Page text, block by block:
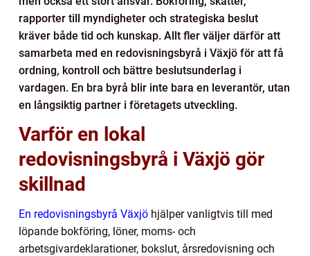
rapporter till myndigheter och strategiska beslut
kräver både tid och kunskap. Allt fler väljer därför att
samarbeta med en redovisningsbyrå i Växjö för att få
ordning, kontroll och bättre beslutsunderlag i
vardagen. En bra byrå blir inte bara en leverantör, utan
en långsiktig partner i företagets utveckling.
Varför en lokal
redovisningsbyrå i Växjö gör
skillnad
En redovisningsbyrå Växjö hjälper vanligtvis till med
löpande bokföring, löner, moms- och
arbetsgivardeklarationer, bokslut, årsredovisning och